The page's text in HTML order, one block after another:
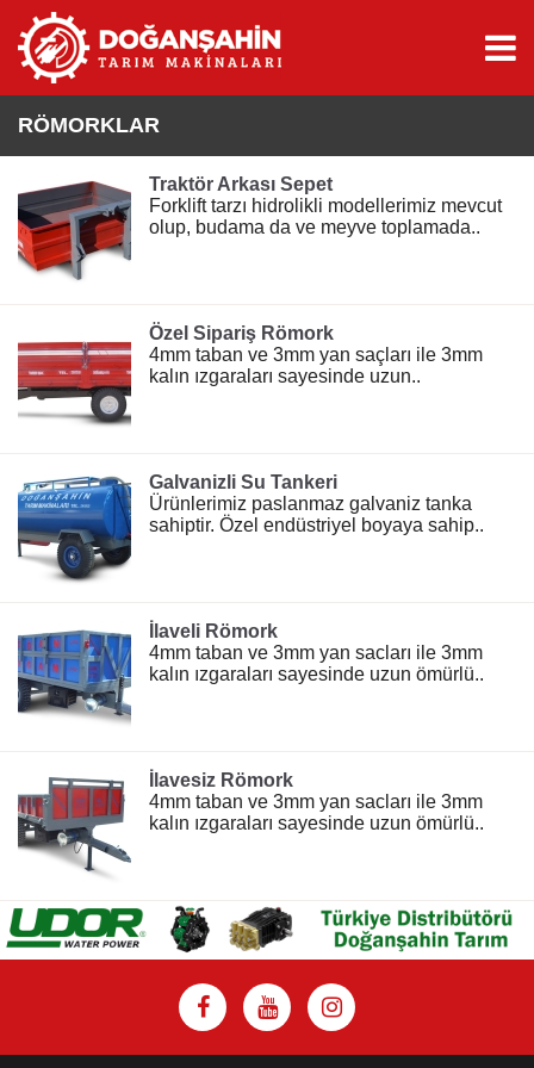
RÖMORKLAR
Traktör Arkası Sepet
Forklift tarzı hidrolikli modellerimiz mevcut
olup, budama da ve meyve toplamada..
Özel Sipariş Römork
4mm taban ve 3mm yan saçları ile 3mm
kalın ızgaraları sayesinde uzun..
Galvanizli Su Tankeri
Ürünlerimiz paslanmaz galvaniz tanka
sahiptir. Özel endüstriyel boyaya sahip..
İlaveli Römork
4mm taban ve 3mm yan sacları ile 3mm
kalın ızgaraları sayesinde uzun ömürlü..
İlavesiz Römork
4mm taban ve 3mm yan sacları ile 3mm
kalın ızgaraları sayesinde uzun ömürlü..